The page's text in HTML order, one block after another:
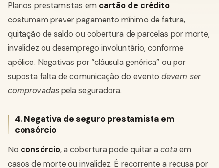
Planos prestamistas em cartão de crédito
costumam prever pagamento mínimo de fatura,
quitação de saldo ou cobertura de parcelas por morte,
invalidez ou desemprego involuntário, conforme
apólice. Negativas por “cláusula genérica” ou por
suposta falta de comunicação do eventodevem ser
comprovadaspela seguradora.
4. Negativa de seguro prestamista em
consórcio
No consórcio, a cobertura pode quitar acotaem
casos de morte ou invalidez. É recorrente a recusa por